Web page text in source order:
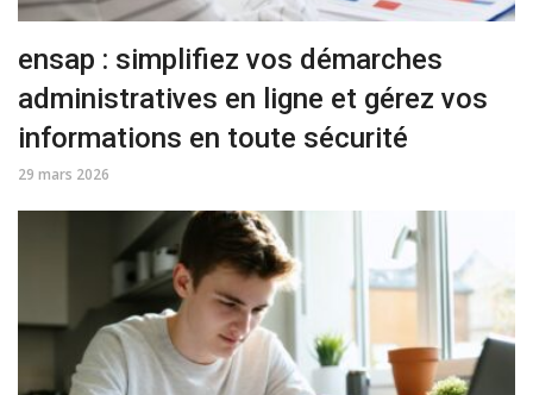
ensap : simplifiez vos démarches
administratives en ligne et gérez vos
informations en toute sécurité
29 mars 2026